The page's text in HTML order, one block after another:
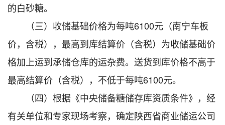
的白砂糖。
（三）收储基础价格为每吨6100元（南宁车板
价，含税），最高到库结算价（含税）为收储基础价
格加上运到承储仓库的运杂费。送货到库价格不高于
最高结算价（含税），不低于每吨6100元。
（四）根据《中央储备糖储存库资质条件》，经
有关单位和专家现场考察，确定陕西省商业储运公司